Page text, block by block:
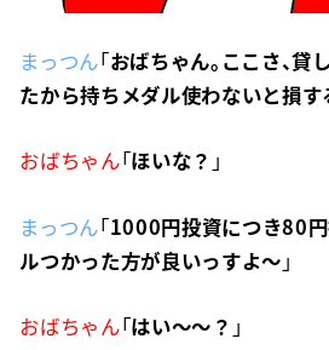
まっつん「おばちゃん。ここさ、
たから持ちメダル使わないと損す
おばちゃん「ほいな？ 」
まっつん「1000円投資につき80
ルつかった方が良いっすよ〜 」
おばちゃん「はい〜〜？ 」